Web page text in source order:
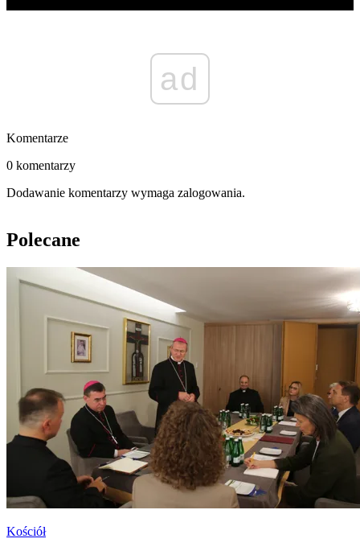
ad
Komentarze
0 komentarzy
Dodawanie komentarzy wymaga zalogowania.
Polecane
Kościół